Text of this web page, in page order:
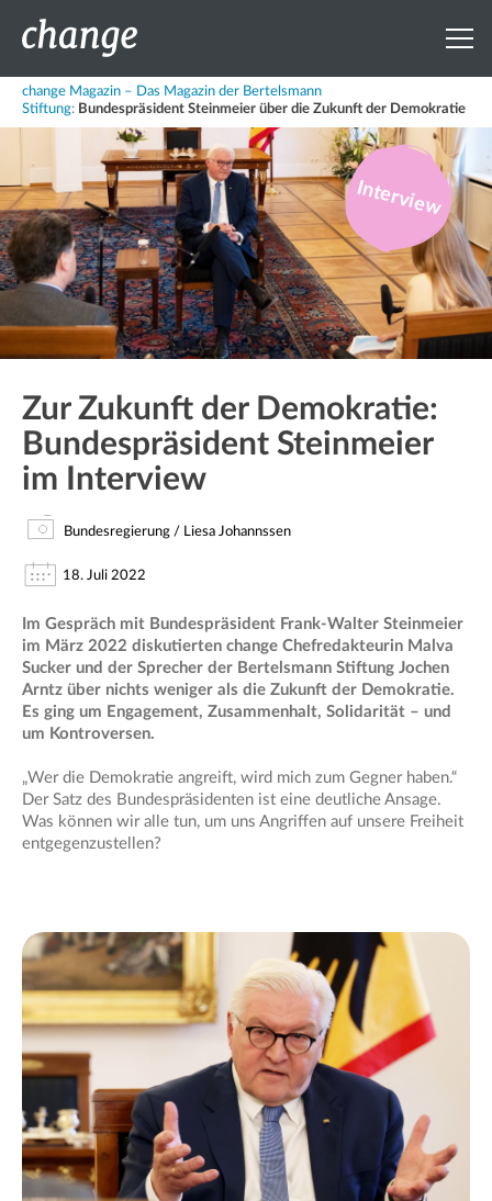
change Magazin – Das Magazin der Bertelsmann
Stiftung: Bundespräsident Steinmeier über die Zukunft der Demokratie
Interview
Zur Zukunft der Demokratie:
Bundespräsident Steinmeier
im Interview
Bundesregierung / Liesa Johannssen
18. Juli 2022
Im Gespräch mit Bundespräsident Frank-Walter Steinmeier
im März 2022 diskutierten change Chefredakteurin Malva
Sucker und der Sprecher der Bertelsmann Stiftung Jochen
Arntz über nichts weniger als die Zukunft der Demokratie.
Es ging um Engagement, Zusammenhalt, Solidarität – und
um Kontroversen.
„Wer die Demokratie angreift, wird mich zum Gegner haben.“
Der Satz des Bundespräsidenten ist eine deutliche Ansage.
Was können wir alle tun, um uns Angriffen auf unsere Freiheit
entgegenzustellen?